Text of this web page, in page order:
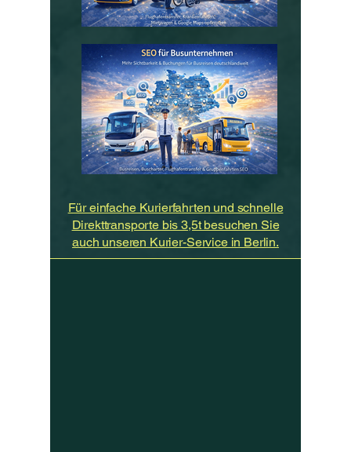
Für einfache Kurierfahrten und schnelle
Direkttransporte bis 3,5t besuchen Sie
auch unseren Kurier-Service in Berlin.